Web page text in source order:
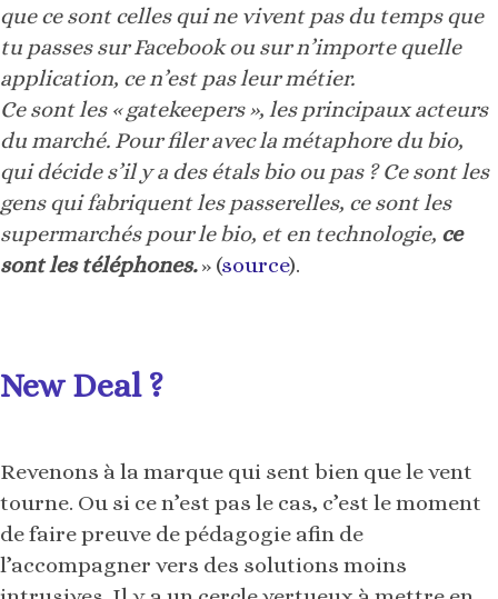
qui décide s’il y a des étals bio ou pas ? Ce sont les
gens qui fabriquent les passerelles, ce sont les
supermarchés pour le bio, et en technologie,
sont les téléphones.» ( source ).
New Deal ?
tourne. Ou si ce n’est pas le cas, c’est le moment
de faire preuve de pédagogie afin de
intrusives. Il y a un cercle vertueux à mettre en
place. Si une marque affiche (revendique !) sa
bienveillance pour ses clients, cela aura bien
évidemment un impact positif sur son image.
Cela peut même être un belle thématique de